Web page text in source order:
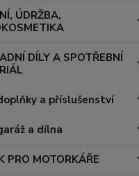
ÚDRŽBA,
DÍLY A SPOTŘEBNÍ
a příslušenství
a dílna
PRO MOTORKÁŘE